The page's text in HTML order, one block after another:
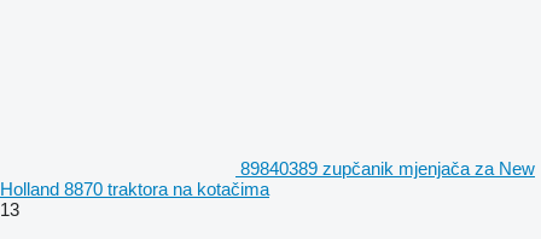
89840389 zupčanik mjenjača za New
Holland 8870 traktora na kotačima
13